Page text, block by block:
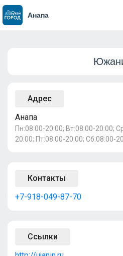
Анапа
Адрес
Анапа
Пн:08:00-20:00; Вт:08:00-20:00;
20:00; Пт:08:00-20:00; Сб:08:00-
Контакты
+7-918-049-87-70
Ссылки